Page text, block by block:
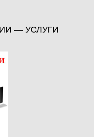
— УСЛУГИ